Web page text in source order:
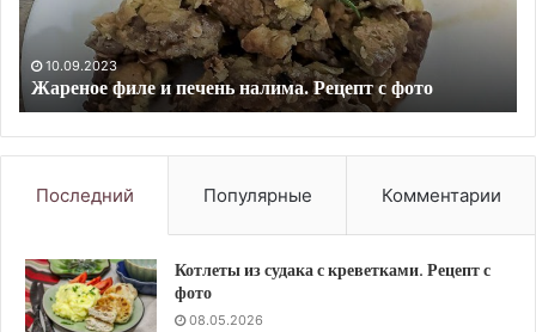
фото
10.09.2023
Блин-улитка с мясом. Рецепт с фото
Последний Популярные Комментарии
Котлеты из судака с креветками. Рецепт с
фото
08.05.2026